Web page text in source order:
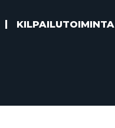
KILPAILUTOIMINTA